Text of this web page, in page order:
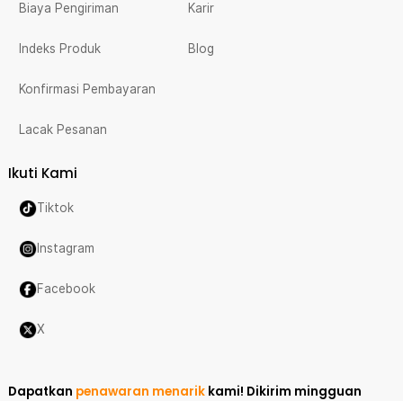
Biaya Pengiriman
Indeks Produk
Konfirmasi Pembayaran
Lacak Pesanan
Karir
Blog
Ikuti Kami
Tiktok
Instagram
Facebook
X
Dapatkan penawaran menarik kami! Dikirim mingguan